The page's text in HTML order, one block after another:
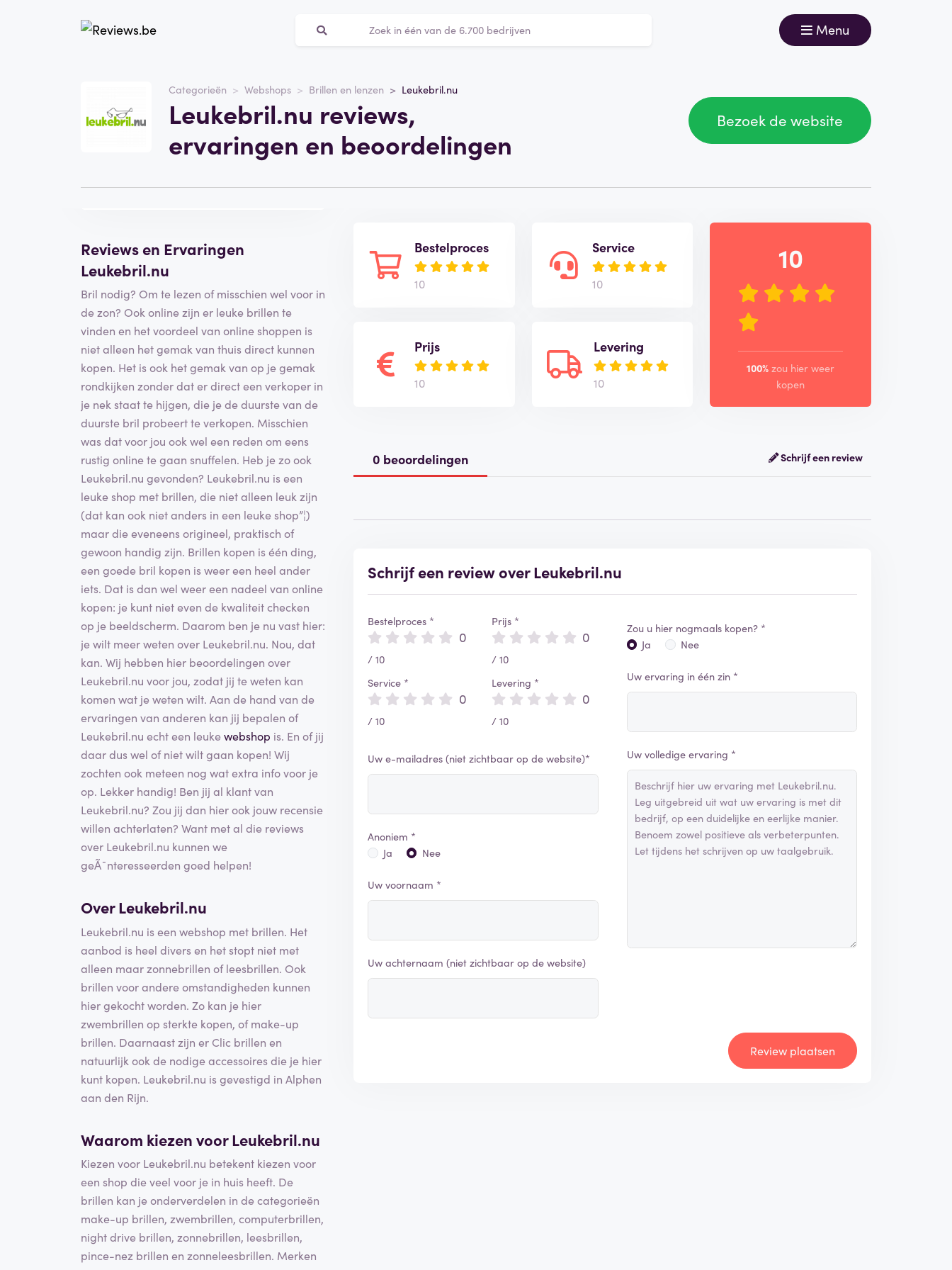
Menu
Categorieën Webshops Brillen en lenzen Leukebril.nu
Leukebril.nu reviews,
ervaringen en beoordelingen
Bezoek de website
leukebril.nu
Categorie
Webshops
Schrijf een
Reviews en Ervaringen
Leukebril.nu
Bril nodig? Om te lezen of misschien wel voor in
de zon? Ook online zijn er leuke brillen te
vinden en het voordeel van online shoppen is
niet alleen het gemak van thuis direct kunnen
kopen. Het is ook het gemak van op je gemak
rondkijken zonder dat er direct een verkoper in
je nek staat te hijgen, die je de duurste van de
duurste bril probeert te verkopen. Misschien
was dat voor jou ook wel een reden om eens
rustig online te gaan snuffelen. Heb je zo ook
Leukebril.nu gevonden? Leukebril.nu is een
leuke shop met brillen, die niet alleen leuk zijn
(dat kan ook niet anders in een leuke shop”¦)
maar die eveneens origineel, praktisch of
gewoon handig zijn. Brillen kopen is één ding,
een goede bril kopen is weer een heel ander
iets. Dat is dan wel weer een nadeel van online
kopen: je kunt niet even de kwaliteit checken
op je beeldscherm. Daarom ben je nu vast hier:
je wilt meer weten over Leukebril.nu. Nou, dat
kan. Wij hebben hier beoordelingen over
Leukebril.nu voor jou, zodat jij te weten kan
komen wat je weten wilt. Aan de hand van de
ervaringen van anderen kan jij bepalen of
Leukebril.nu echt een leukewebshop is. En of jij
daar dus wel of niet wilt gaan kopen! Wij
zochten ook meteen nog wat extra info voor je
op. Lekker handig! Ben jij al klant van
Leukebril.nu? Zou jij dan hier ook jouw recensie
willen achterlaten? Want met al die reviews
over Leukebril.nu kunnen we
geÃ¯nteresseerden goed helpen!
Over Leukebril.nu
Leukebril.nu is een webshop met brillen. Het
aanbod is heel divers en het stopt niet met
alleen maar zonnebrillen of leesbrillen. Ook
brillen voor andere omstandigheden kunnen
hier gekocht worden. Zo kan je hier
zwembrillen op sterkte kopen, of make-up
brillen. Daarnaast zijn er Clic brillen en
natuurlijk ook de nodige accessoires die je hier
kunt kopen. Leukebril.nu is gevestigd in Alphen
aan den Rijn.
Waarom kiezen voor Leukebril.nu
Kiezen voor Leukebril.nu betekent kiezen voor
een shop die veel voor je in huis heeft. De
brillen kan je onderverdelen in de categorieën
make-up brillen, zwembrillen, computerbrillen,
night drive brillen, zonnebrillen, leesbrillen,
pince-nez brillen en zonneleesbrillen. Merken
Bestelproces
10
Prijs
10
Service
10
Levering
10
10
100% zou hier weer
kopen
0 beoordelingen Schrijf een review
Schrijf een review over Leukebril.nu
Bestelproces *
0
/ 10
Service *
0
/ 10
Prijs *
0
/ 10
Levering *
0
/ 10
Uw e-mailadres (niet zichtbaar op de website)*
Anoniem *
Ja
Nee
Uw voornaam *
Uw achternaam (niet zichtbaar op de website)
Zou u hier nogmaals kopen? *
Ja
Nee
Uw ervaring in één zin *
Uw volledige ervaring *
Review plaatsen